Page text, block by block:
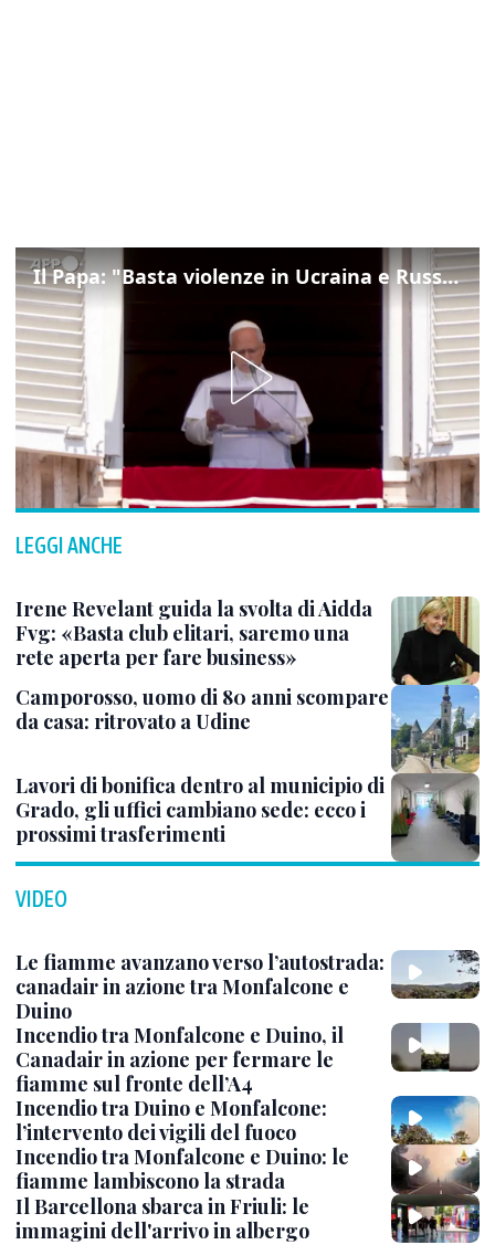
Il Papa: "Basta violenze in Ucraina e Russia, spazio a diplomazia"
LEGGI ANCHE
Irene Revelant guida la svolta di Aidda
Fvg: «Basta club elitari, saremo una
rete aperta per fare business»
Camporosso, uomo di 80 anni scompare
da casa: ritrovato a Udine
Lavori di bonifica dentro al municipio di
Grado, gli uffici cambiano sede: ecco i
prossimi trasferimenti
VIDEO
Le fiamme avanzano verso l’autostrada:
canadair in azione tra Monfalcone e
Duino
Incendio tra Monfalcone e Duino, il
Canadair in azione per fermare le
fiamme sul fronte dell’A4
Incendio tra Duino e Monfalcone:
l’intervento dei vigili del fuoco
Incendio tra Monfalcone e Duino: le
fiamme lambiscono la strada
Il Barcellona sbarca in Friuli: le
immagini dell'arrivo in albergo